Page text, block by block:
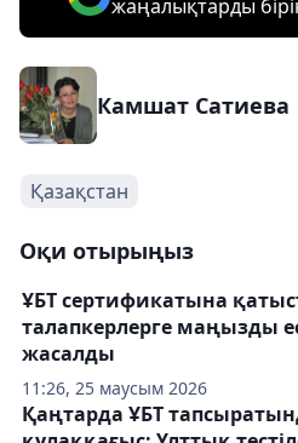
жаңалықтарды
Камшат Сатиева
Қазақстан
Оқи отырыңыз
11:26, 25 маусым 2026
ҰБТ сертификатына
талапкерлерге маңызды
жасалды
Қаңтарда ҰБТ